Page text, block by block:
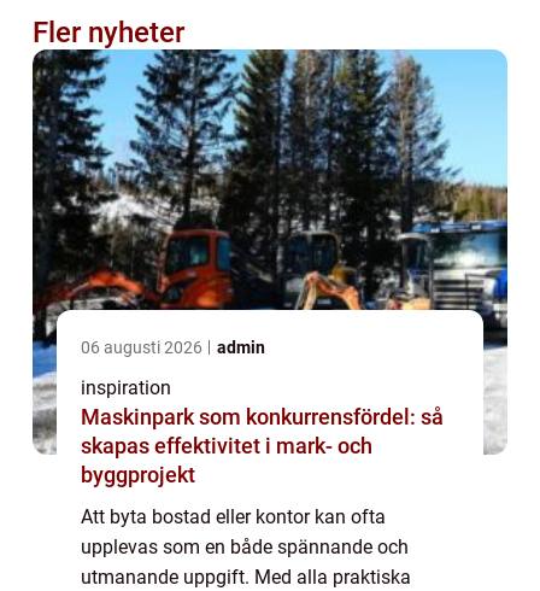
Fler nyheter
06 augusti 2026 admin
inspiration
Maskinpark som konkurrensfördel: så
skapas effektivitet i mark- och
byggprojekt
Att byta bostad eller kontor kan ofta
upplevas som en både spännande och
utmanande uppgift. Med alla praktiska